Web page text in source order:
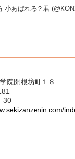
小あばれる？君
院開根坊町１８
30